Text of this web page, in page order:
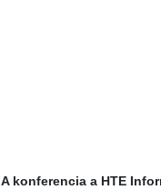
A konferencia a HTE